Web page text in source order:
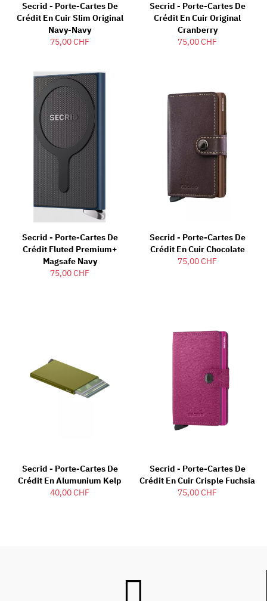
Secrid - Porte-Cartes De
Crédit En Cuir Slim Original
Navy-Navy
75,00 CHF
Secrid - Porte-Cartes De
Crédit En Cuir Original
Cranberry
75,00 CHF
Secrid - Porte-Cartes De
Crédit Fluted Premium+
Magsafe Navy
75,00 CHF
Secrid - Porte-Cartes De
Crédit En Cuir Chocolate
75,00 CHF
Secrid - Porte-Cartes De
Crédit En Alumunium Kelp
40,00 CHF
Secrid - Porte-Cartes De
Crédit En Cuir Crisple Fuchsia
75,00 CHF